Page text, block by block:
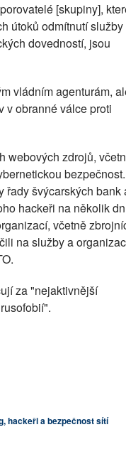
[skupiny],
útoků odmítnutí služby
dovedností, jsou
vládním agenturám,
v obranné válce proti
webových zdrojů,
řady švýcarských bank
hackeři na několik
včetně
na služby a
za "nejaktivnější
hackeři a bezpečnost sítí